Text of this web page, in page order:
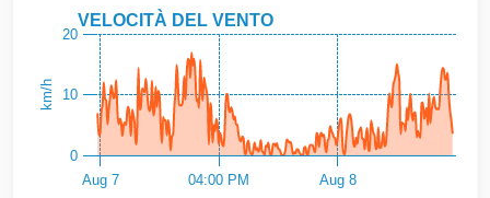
km/h
VELOCITÀ DEL VENTO
Aug 7 04:00 PM Aug 8
0
10
20